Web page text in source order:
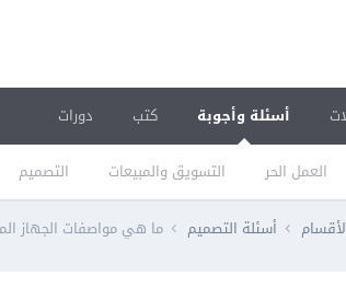
أسئلة وأجوبة
العمل الحر التسويق والمبيعات التصميم
كتب دورات
أسئلة التصميم ما هي مواصفات الجهاز